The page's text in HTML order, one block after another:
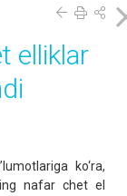
elliklar
ko‘ra,
nafar chet el